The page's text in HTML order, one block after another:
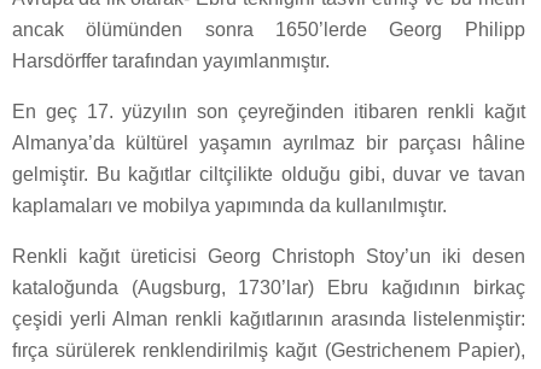
ancak ölümünden sonra 1650’lerde Georg Philipp
Harsdörffer tarafından yayımlanmıştır.
En geç 17. yüzyılın son çeyreğinden itibaren renkli kağıt
Almanya’da kültürel yaşamın ayrılmaz bir parçası hâline
gelmiştir. Bu kağıtlar ciltçilikte olduğu gibi, duvar ve tavan
kaplamaları ve mobilya yapımında da kullanılmıştır.
Renkli kağıt üreticisi Georg Christoph Stoy’un iki desen
kataloğunda (Augsburg, 1730’lar) Ebru kağıdının birkaç
çeşidi yerli Alman renkli kağıtlarının arasında listelenmiştir:
fırça sürülerek renklendirilmiş kağıt (Gestrichenem Papier),